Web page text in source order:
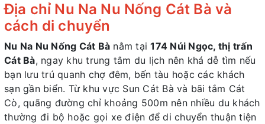
Địa chỉ Nu Na Nu Nống Cát Bà và
cách di chuyển
Nu Na Nu Nống Cát Bà nằm tại174 Núi Ngọc, thị trấn
Cát Bà, ngay khu trung tâm du lịch nên khá dễ tìm nếu
bạn lưu trú quanh chợ đêm, bến tàu hoặc các khách
sạn gần biển. Từ khu vực Sun Cát Bà và bãi tắm Cát
Cò, quãng đường chỉ khoảng 500m nên nhiều du khách
thường đi bộ hoặc gọi xe điện để di chuyển thuận tiện